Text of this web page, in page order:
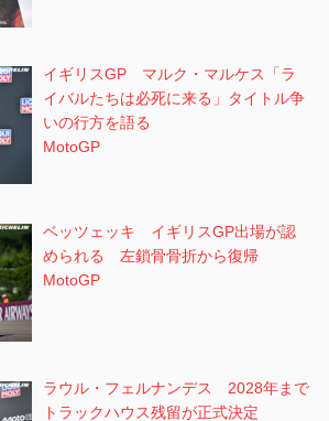
イギリスGP マルク・マルケス「ラ
イバルたちは必死に来る」タイトル争
いの行方を語る
MotoGP
ベッツェッキ イギリスGP出場が認
められる 左鎖骨骨折から復帰
MotoGP
ラウル・フェルナンデス 2028年まで
トラックハウス残留が正式決定